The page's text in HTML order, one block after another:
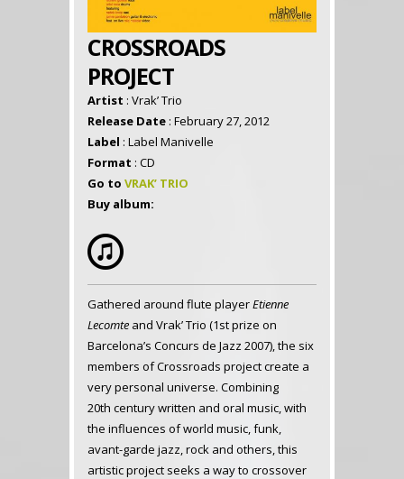
CROSSROADS
PROJECT
Artist : Vrak’ Trio
Release Date : February 27, 2012
Label : Label Manivelle
Format : CD
Go to VRAK’ TRIO
Buy album:
Gathered around flute playerEtienne
Lecomte and Vrak’ Trio (1st prize on
Barcelona’s Concurs de Jazz 2007), the six
members of Crossroads project create a
very personal universe. Combining
20th century written and oral music, with
the influences of world music, funk,
avant-garde jazz, rock and others, this
artistic project seeks a way to crossover